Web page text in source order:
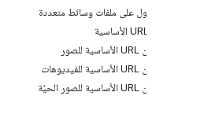
الحصول على ملفات وسائط متعددة
عناوين URL الأساسية للصور
عناوين URL الأساسية للفيديوهات
عناوين URL الأساسية للصور الحيّة